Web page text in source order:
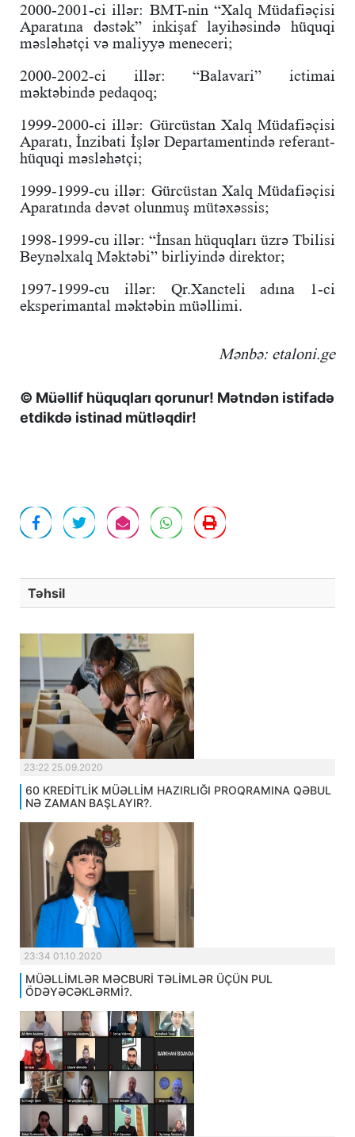
2000-2001-ci illər: BMT-nin “Xalq Müdafiəçisi
Aparatına dəstək” inkişaf layihəsində hüquqi
məsləhətçi və maliyyə meneceri;
2000-2002-ci illər: “Balavari” ictimai
məktəbində pedaqoq;
1999-2000-ci illər: Gürcüstan Xalq Müdafiəçisi
Aparatı, İnzibati İşlər Departamentində referant-
hüquqi məsləhətçi;
1999-1999-cu illər: Gürcüstan Xalq Müdafiəçisi
Aparatında dəvət olunmuş mütəxəssis;
1998-1999-cu illər: “İnsan hüquqları üzrə Tbilisi
Beynəlxalq Məktəbi” birliyində direktor;
1997-1999-cu illər: Qr.Xancteli adına 1-ci
eksperimantal məktəbin müəllimi.
Mənbə: etaloni.ge
© Müəllif hüquqları qorunur! Mətndən istifadə
etdikdə istinad mütləqdir!
Təhsil
23:22 25.09.2020
60 KREDİTLİK MÜƏLLİM HAZIRLIĞI PROQRAMINA QƏBUL
NƏ ZAMAN BAŞLAYIR?.
23:34 01.10.2020
MÜƏLLİMLƏR MƏCBURİ TƏLİMLƏR ÜÇÜN PUL
ÖDƏYƏCƏKLƏRMİ?.